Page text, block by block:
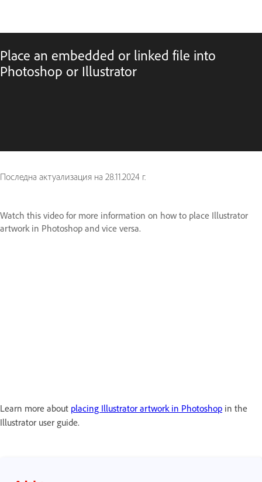
Place an embedded or linked file into
Photoshop or Illustrator
Последна актуализация на 28.11.2024 г.
Watch this video for more information on how to place Illustrator
artwork in Photoshop and vice versa.
Learn more about placing Illustrator artwork in Photoshop in the
Illustrator user guide.